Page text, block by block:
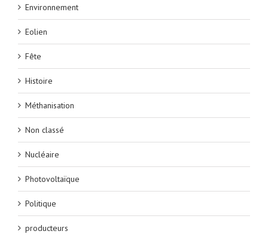
Environnement
Eolien
Fête
Histoire
Méthanisation
Non classé
Nucléaire
Photovoltaïque
Politique
producteurs